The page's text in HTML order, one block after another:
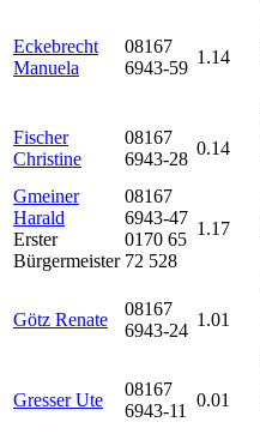
Eckebrecht
Manuela
08167
6943-59
1.14
Fischer
Christine
08167
6943-28
0.14
Gmeiner
Harald
Erster
Bürgermeister
08167
6943-47
0170 65
72 528
1.17
Götz Renate
08167
6943-24
1.01
Gresser Ute
08167
6943-11
0.01